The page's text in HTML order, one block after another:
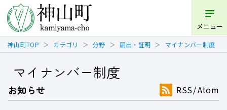
メニュー
神山町TOP カテゴリ 分野 届出・証明 マイナンバー制度
マイナンバー制度
お知らせ RSS Atom